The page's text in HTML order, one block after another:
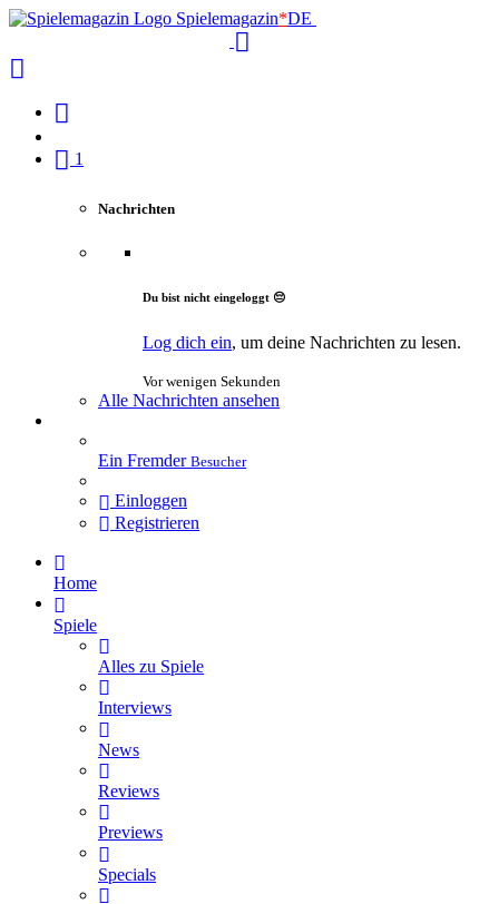
Spielemagazin*DE
1
Nachrichten
Du bist nicht eingeloggt 😔
Log dich ein, um deine Nachrichten zu lesen.
Vor wenigen Sekunden
Alle Nachrichten ansehen
Ein Fremder Besucher
Einloggen
Registrieren
Home
Spiele
Alles zu Spiele
Interviews
News
Reviews
Previews
Specials